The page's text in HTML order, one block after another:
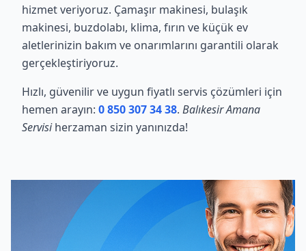
hizmet veriyoruz. Çamaşır makinesi, bulaşık
makinesi, buzdolabı, klima, fırın ve küçük ev
aletlerinizin bakım ve onarımlarını garantili olarak
gerçekleştiriyoruz.
Hızlı, güvenilir ve uygun fiyatlı servis çözümleri için
hemen arayın: 0 850 307 34 38. Balıkesir Amana
Servisiherzaman sizin yanınızda!